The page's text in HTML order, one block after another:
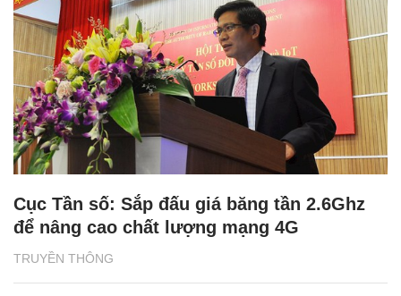
TRUYỀN THÔNG
Cục Tần số: Sắp đấu giá băng tần 2.6Ghz
để nâng cao chất lượng mạng 4G